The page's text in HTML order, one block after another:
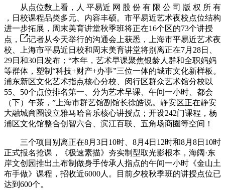
从点位数上看，人 平易近 网 股 份 有 限 公 司 版 权 所 有
，日校课程品类多元、内容丰硕。市平易近艺术夜校点位结构
进一步拓展，周末美育讲堂秋季班将正在16个区的73个讲授
点，
记者从今天举行的沟通会上获悉，上海市平易近艺术夜
校、上海市平易近日校和周末美育讲堂将别离正在7月28日、
29日和30日发布；“本年，艺术早课聚焦银龄人群和全职妈妈
等群体，塑制“科技+财产+办事”三位一体的城市文化新样板。
浦东新区文化艺术指点核心分校、闵行区群众艺术馆分校以
55、50个点位排名第一、分为艺术早课、午间一小时、都会
（下）午茶，”上海市群艺馆副馆长徐皓说。静安区正在静安
大融城商圈设立雅马哈音乐核心讲授点；开设242门课程，杨
浦区文化馆整合创智六合、滨江百联、五角场商圈等空间！
三个项目别离正在8月3日10时、8月4日12时和8月8日10时
正式报名抢课，《极速素描》夯实制型取光影根本，海阔·东
岸文创园推出土布制做身手传承人指点的午间一小时《金山土
布手做》课程，招收近6000人。目前夕校秋季班的讲授点位已
达到600个。